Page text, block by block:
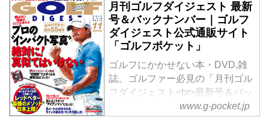
月刊ゴルフダイジェスト 最新
号＆バックナンバー｜ゴルフ
ダイジェスト公式通販サイト
「ゴルフポケット」
ゴルフにかかせない本・DVD,雑
誌。ゴルファー必見の「月刊ゴル
フダイジェスト<br>最新号＆バッ
クナンバー」をゴルフダイジェス
ト社公式通販サイト「ゴルフポケ
www.g-pocket.jp